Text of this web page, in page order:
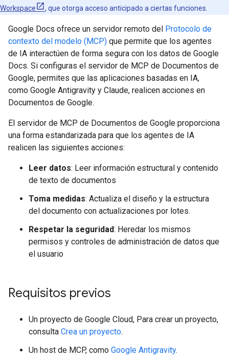
Workspace
, que otorga acceso anticipado a ciertas funciones.
Google Docs ofrece un servidor remoto del Protocolo de
contexto del modelo (MCP) que permite que los agentes
de IA interactúen de forma segura con los datos de Google
Docs. Si configuras el servidor de MCP de Documentos de
Google, permites que las aplicaciones basadas en IA,
como Google Antigravity y Claude, realicen acciones en
Documentos de Google.
El servidor de MCP de Documentos de Google proporciona
una forma estandarizada para que los agentes de IA
realicen las siguientes acciones:
Leer datos: Leer información estructural y contenido
de texto de documentos
Toma medidas: Actualiza el diseño y la estructura
del documento con actualizaciones por lotes.
Respetar la seguridad: Heredar los mismos
permisos y controles de administración de datos que
el usuario
Requisitos previos
Un proyecto de Google Cloud, Para crear un proyecto,
consulta Crea un proyecto.
Un host de MCP, como Google Antigravity.